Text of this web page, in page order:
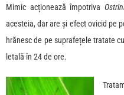
Mimic acționează împotriva
acesteia, dar are și efect ovicid pe
hrănesc de pe suprafețele tratate
letală în 24 de ore.